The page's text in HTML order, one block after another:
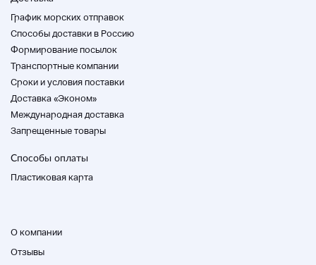
Меры предосторожности
・ Мы не можем ответить на вопросы о продуктах,
которые выставляются вместе.
Связаться с нами
・ Мы не принимаем транзакции только для частей,
・ Мы не несем ответственности за залог дефекта.
Торговля нервными людьми запрещена.
・ Если вы не указываете нежелательные продукты,
дефект продукта могут быть упущены. Если у вас есть
перед проведением торгов.
График морских отправок
Способы доставки в Россию
Формирование посылок
Транспортные компании
Cроки и условия поставки
Доставка «Эконом»
Международная доставка
Запрещенные товары
Способы оплаты
Пластиковая карта
О компании
Отзывы